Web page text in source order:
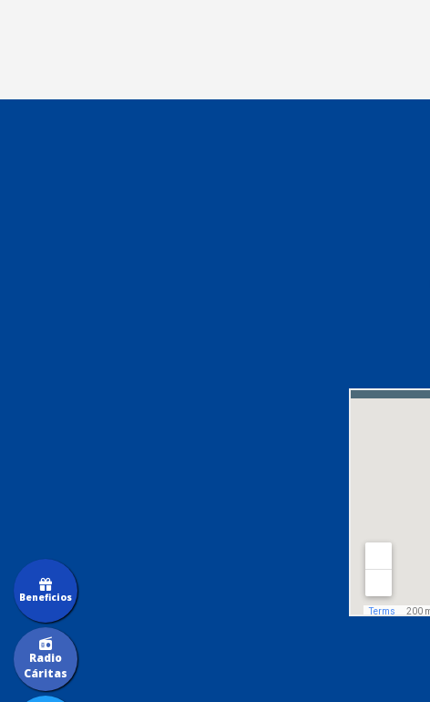
Radio
Cáritas
Beneficios